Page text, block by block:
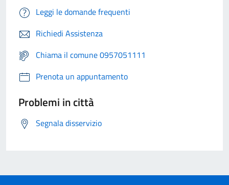
Leggi le domande frequenti
Richiedi Assistenza
Chiama il comune 0957051111
Prenota un appuntamento
Problemi in città
Segnala disservizio